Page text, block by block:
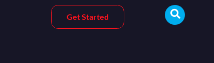
Get Started